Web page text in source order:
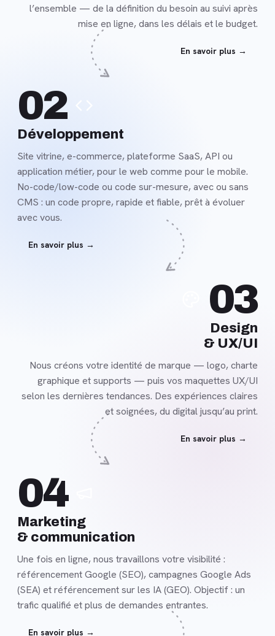
l’ensemble — de la définition du besoin au suivi après
mise en ligne, dans les délais et le budget.
En savoir plus →
Site vitrine, e-commerce, plateforme SaaS, API ou
application métier, pour le web comme pour le mobile.
No-code/low-code ou code sur-mesure, avec ou sans
CMS : un code propre, rapide et fiable, prêt à évoluer
avec vous.
En savoir plus →
Développement
02
03
Design
& UX/UI
Nous créons votre identité de marque — logo, charte
graphique et supports — puis vos maquettes UX/UI
selon les dernières tendances. Des expériences claires
et soignées, du digital jusqu’au print.
En savoir plus →
Une fois en ligne, nous travaillons votre visibilité :
référencement Google (SEO), campagnes Google Ads
(SEA) et référencement sur les IA (GEO). Objectif : un
trafic qualifié et plus de demandes entrantes.
En savoir plus →
Marketing
& communication
04